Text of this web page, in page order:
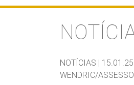
NOTÍCIAS |
WENDRIC/